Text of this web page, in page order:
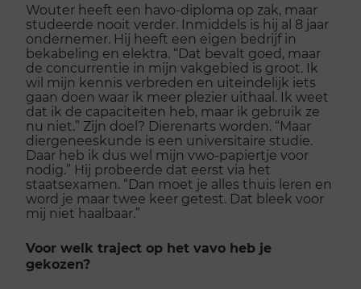
Wouter heeft een havo-diploma op zak, maar
studeerde nooit verder. Inmiddels is hij al 8 jaar
ondernemer. Hij heeft een eigen bedrijf in
bekabeling en elektra. “Dat bevalt goed, maar
de concurrentie in mijn vakgebied is groot. Ik
wil mijn kennis verbreden en uiteindelijk iets
gaan doen waar ik meer plezier uithaal. Ik weet
dat ik de capaciteiten heb, maar ik gebruik ze
nu niet.” Zijn doel? Dierenarts worden. “Maar
diergeneeskunde is een universitaire studie.
Daar heb ik dus wel mijn vwo-papiertje voor
nodig.” Hij probeerde dat eerst via het
staatsexamen. “Dan moet je alles thuis leren en
word je maar twee keer getest. Dat bleek voor
mij niet haalbaar.”
Voor welk traject op het vavo heb je
gekozen?